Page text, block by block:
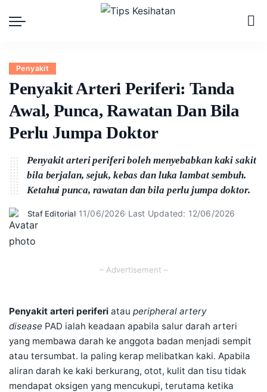
Penyakit
Penyakit Arteri Periferi: Tanda
Awal, Punca, Rawatan Dan Bila
Perlu Jumpa Doktor
Penyakit arteri periferi boleh menyebabkan kaki sakit
bila berjalan, sejuk, kebas dan luka lambat sembuh.
Ketahui punca, rawatan dan bila perlu jumpa doktor.
Posted
by
Staf Editorial 11/06/2026 Last Updated: 12/06/2026
– Advertisement –
Penyakit arteri periferi atau peripheral artery
disease PAD ialah keadaan apabila salur darah arteri
yang membawa darah ke anggota badan menjadi sempit
atau tersumbat. Ia paling kerap melibatkan kaki. Apabila
aliran darah ke kaki berkurang, otot, kulit dan tisu tidak
mendapat oksigen yang mencukupi, terutama ketika